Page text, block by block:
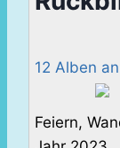
12 Alben
Feiern,